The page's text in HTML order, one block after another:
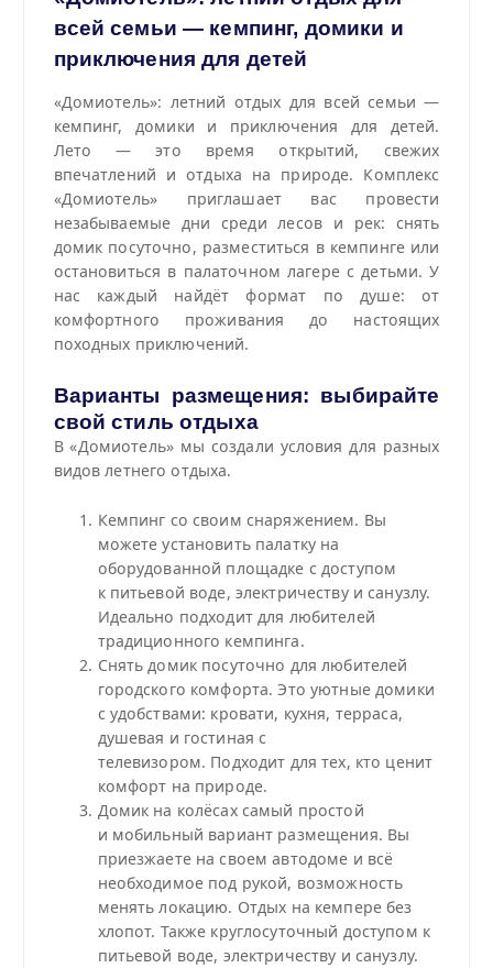
всей семьи — кемпинг, домики и
приключения для детей
«Домиотель»: летний отдых для всей семьи —
кемпинг, домики и приключения для детей.
Лето — это время открытий, свежих
впечатлений и отдыха на природе. Комплекс
«Домиотель» приглашает вас провести
незабываемые дни среди лесов и рек: снять
домик посуточно, разместиться в кемпинге или
остановиться в палаточном лагере с детьми. У
нас каждый найдёт формат по душе: от
комфортного проживания до настоящих
походных приключений.
Варианты размещения: выбирайте
свой стиль отдыха
В «Домиотель» мы создали условия для разных
видов летнего отдыха.
Кемпинг со своим снаряжением. Вы
можете установить палатку на
оборудованной площадке с доступом
к питьевой воде, электричеству и санузлу.
Идеально подходит для любителей
традиционного кемпинга.
Снять домик посуточно для любителей
городского комфорта. Это уютные домики
с удобствами: кровати, кухня, терраса,
душевая и гостиная с
телевизором. Подходит для тех, кто ценит
комфорт на природе.
Домик на колёсах самый простой
и мобильный вариант размещения. Вы
приезжаете на своем автодоме и всё
необходимое под рукой, возможность
менять локацию. Отдых на кемпере без
хлопот. Также круглосуточный доступом к
питьевой воде, электричеству и санузлу.